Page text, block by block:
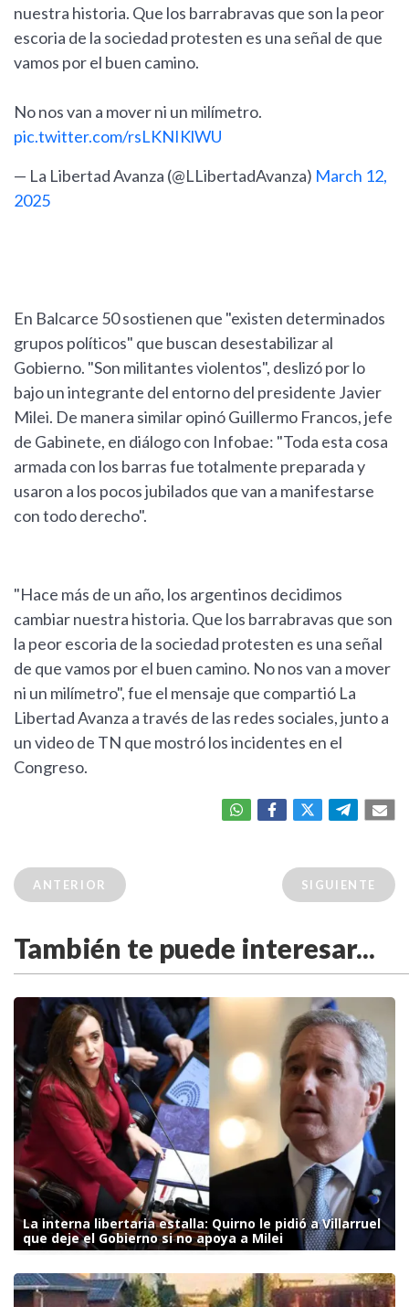
nuestra historia. Que los barrabravas que son la peor
escoria de la sociedad protesten es una señal de que
vamos por el buen camino.
No nos van a mover ni un milímetro.
pic.twitter.com/rsLKNIKlWU
— La Libertad Avanza (@LLibertadAvanza) March 12,
2025
En Balcarce 50 sostienen que "existen determinados
grupos políticos" que buscan desestabilizar al
Gobierno. "Son militantes violentos", deslizó por lo
bajo un integrante del entorno del presidente Javier
Milei. De manera similar opinó Guillermo Francos, jefe
de Gabinete, en diálogo con Infobae: "Toda esta cosa
armada con los barras fue totalmente preparada y
usaron a los pocos jubilados que van a manifestarse
con todo derecho".
"Hace más de un año, los argentinos decidimos
cambiar nuestra historia. Que los barrabravas que son
la peor escoria de la sociedad protesten es una señal
de que vamos por el buen camino. No nos van a mover
ni un milímetro", fue el mensaje que compartió La
Libertad Avanza a través de las redes sociales, junto a
un video de TN que mostró los incidentes en el
Congreso.
ANTERIOR SIGUIENTE
También te puede interesar...
La interna libertaria estalla: Quirno le pidió a Villarruel
que deje el Gobierno si no apoya a Milei